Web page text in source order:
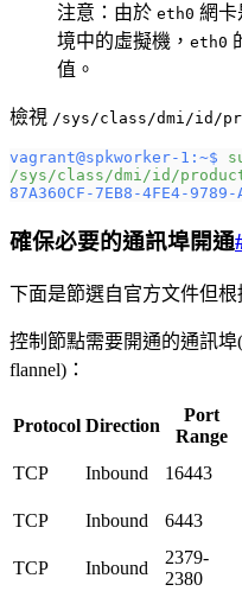
注意：由於 eth0 網卡
境中的虛擬機， eth0
值。
檢視 /sys/class/dmi/id/
vagrant@spkworker-1:~$
/sys/class/dmi/id/
87A360CF-7EB8-4FE4-9789-
確保必要的通訊埠開通
下面是節選自官方文件但
控制節點需要開通的通訊埠
flannel)：
Protocol Direction
Port
Range
TCP Inbound 16443
TCP Inbound 6443
TCP Inbound
2379-
2380